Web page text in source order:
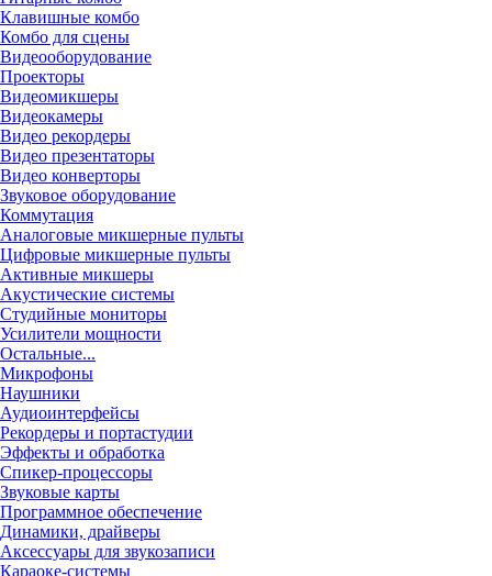
Клавишные комбо
Комбо для сцены
Видеооборудование
Проекторы
Видеомикшеры
Видеокамеры
Видео рекордеры
Видео презентаторы
Видео конверторы
Звуковое оборудование
Коммутация
Аналоговые микшерные пульты
Цифровые микшерные пульты
Активные микшеры
Акустические системы
Студийные мониторы
Усилители мощности
Остальные...
Микрофоны
Наушники
Аудиоинтерфейсы
Рекордеры и портастудии
Эффекты и обработка
Спикер-процессоры
Звуковые карты
Программное обеспечение
Динамики, драйверы
Аксессуары для звукозаписи
Караоке-системы